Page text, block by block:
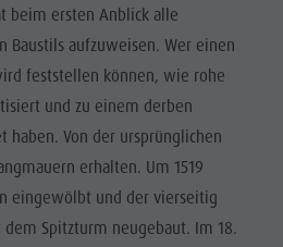
Alle Events
Wellness
Familie &
Kinder
Info A-Z
beim ersten Anblick alle
Baustils aufzuweisen. Wer einen
feststellen können, wie rohe
und zu einem derben
haben. Von der ursprünglichen
erhalten. Um 1519
eingewölbt und der vierseitig
Spitzturm neugebaut. Im 18.